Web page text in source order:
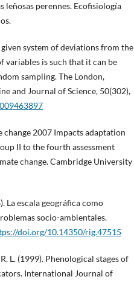
leñosas perennes. Ecofisiología
system of deviations from the
variables is such that it can be
sampling. The London,
and Journal of Science, 50(302),
change 2007 Impacts adaptation
II to the fourth assessment
change. Cambridge University
La escala geográfica como
socio-ambientales.
doi.org/10.14350/rig.47515
L. (1999). Phenological stages of
International Journal of